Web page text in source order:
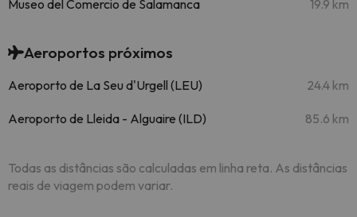
Museo del Comercio de Salamanca 19.9 km
Aeroportos próximos
Aeroporto de La Seu d'Urgell (LEU) 24.4 km
Aeroporto de Lleida - Alguaire (ILD) 85.6 km
Todas as distâncias são calculadas em linha reta. As distâncias
reais de viagem podem variar.